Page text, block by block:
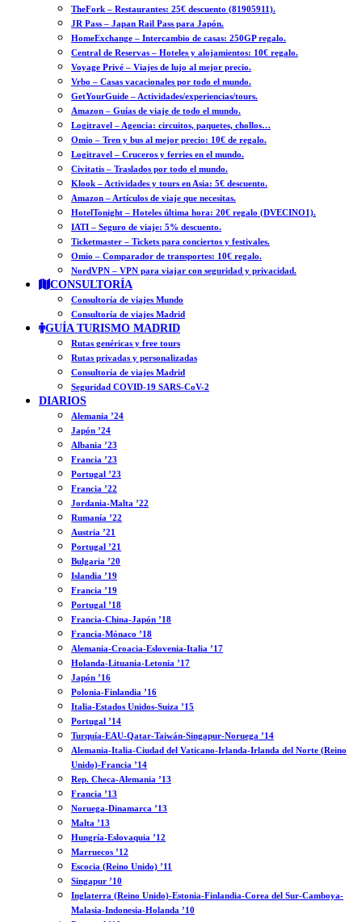
TheFork – Restaurantes: 25€ descuento (81905911).
JR Pass – Japan Rail Pass para Japón.
HomeExchange – Intercambio de casas: 250GP regalo.
Central de Reservas – Hoteles y alojamientos: 10€ regalo.
Voyage Privé – Viajes de lujo al mejor precio.
Vrbo – Casas vacacionales por todo el mundo.
GetYourGuide – Actividades/experiencias/tours.
Amazon – Guías de viaje de todo el mundo.
Logitravel – Agencia: circuitos, paquetes, chollos…
Omio – Tren y bus al mejor precio: 10€ de regalo.
Logitravel – Cruceros y ferries en el mundo.
Civitatis – Traslados por todo el mundo.
Klook – Actividades y tours en Asia: 5€ descuento.
Amazon – Artículos de viaje que necesitas.
HotelTonight – Hoteles última hora: 20€ regalo (DVECINO1).
IATI – Seguro de viaje: 5% descuento.
Ticketmaster – Tickets para conciertos y festivales.
Omio – Comparador de transportes: 10€ regalo.
NordVPN – VPN para viajar con seguridad y privacidad.
CONSULTORÍA
Consultoría de viajes Mundo
Consultoría de viajes Madrid
GUÍA TURISMO MADRID
Rutas genéricas y free tours
Rutas privadas y personalizadas
Consultoría de viajes Madrid
Seguridad COVID-19 SARS-CoV-2
DIARIOS
Alemania ’24
Japón ’24
Albania ’23
Francia ’23
Portugal ’23
Francia ’22
Jordania-Malta ’22
Rumanía ’22
Austria ’21
Portugal ’21
Bulgaria ’20
Islandia ’19
Francia ’19
Portugal ’18
Francia-China-Japón ’18
Francia-Mónaco ’18
Alemania-Croacia-Eslovenia-Italia ’17
Holanda-Lituania-Letonia ’17
Japón ’16
Polonia-Finlandia ’16
Italia-Estados Unidos-Suiza ’15
Portugal ’14
Turquía-EAU-Qatar-Taiwán-Singapur-Noruega ’14
Alemania-Italia-Ciudad del Vaticano-Irlanda-Irlanda del Norte (Reino
Unido)-Francia ’14
Rep. Checa-Alemania ’13
Francia ’13
Noruega-Dinamarca ’13
Malta ’13
Hungría-Eslovaquia ’12
Marruecos ’12
Escocia (Reino Unido) ’11
Singapur ’10
Inglaterra (Reino Unido)-Estonia-Finlandia-Corea del Sur-Camboya-
Malasia-Indonesia-Holanda ’10